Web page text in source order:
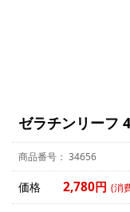
ゼラチンリー
34656
価格 2,780円 (消